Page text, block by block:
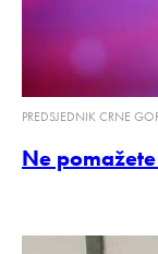
PREDSJEDNIK CRNE
Ne